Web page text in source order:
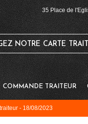
35 Place de
NOTRE CARTE
COMMANDE TRAITEUR
- 18/08/2023